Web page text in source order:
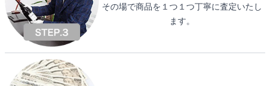
その場で商品を１つ１つ丁寧に査定いたし
ます。